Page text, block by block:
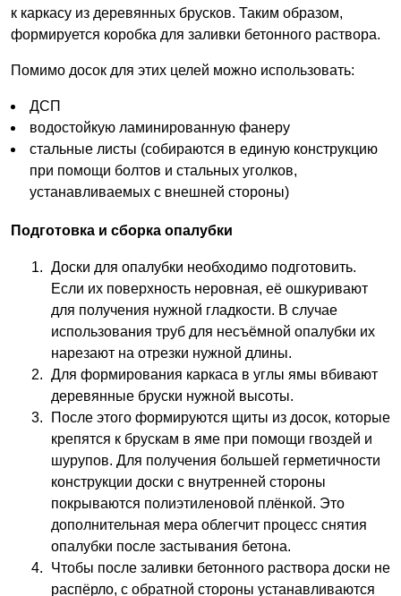
к каркасу из деревянных брусков. Таким образом,
формируется коробка для заливки бетонного раствора.
Помимо досок для этих целей можно использовать:
ДСП
водостойкую ламинированную фанеру
стальные листы (собираются в единую конструкцию
при помощи болтов и стальных уголков,
устанавливаемых с внешней стороны)
Подготовка и сборка опалубки
Доски для опалубки необходимо подготовить.
Если их поверхность неровная, её ошкуривают
для получения нужной гладкости. В случае
использования труб для несъёмной опалубки их
нарезают на отрезки нужной длины.
Для формирования каркаса в углы ямы вбивают
деревянные бруски нужной высоты.
После этого формируются щиты из досок, которые
крепятся к брускам в яме при помощи гвоздей и
шурупов. Для получения большей герметичности
конструкции доски с внутренней стороны
покрываются полиэтиленовой плёнкой. Это
дополнительная мера облегчит процесс снятия
опалубки после застывания бетона.
Чтобы после заливки бетонного раствора доски не
распёрло, с обратной стороны устанавливаются